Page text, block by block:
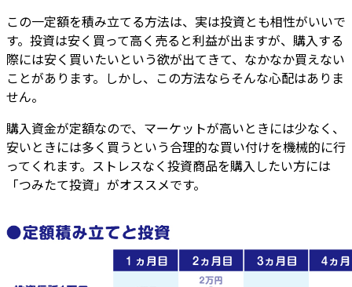
この一定額を積み立てる方法は、実は投資とも相性がいいで
す。投資は安く買って高く売ると利益が出ますが、購入する
際には安く買いたいという欲が出てきて、なかなか買えない
ことがあります。しかし、この方法ならそんな心配はありま
せん。
購入資金が定額なので、マーケットが高いときには少なく、
安いときには多く買うという合理的な買い付けを機械的に行
ってくれます。ストレスなく投資商品を購入したい方には
「つみたて投資」がオススメです。